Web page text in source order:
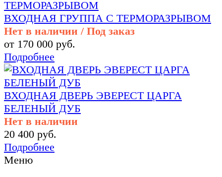
ВХОДНАЯ ГРУППА С ТЕРМОРАЗРЫВОМ
Нет в наличии / Под заказ
от 170 000 руб.
Подробнее
ВХОДНАЯ ДВЕРЬ ЭВЕРЕСТ ЦАРГА
БЕЛЕНЫЙ ДУБ
Нет в наличии
20 400 руб.
Подробнее
Меню